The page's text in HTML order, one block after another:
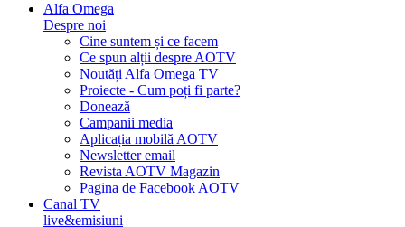
Alfa Omega
Despre noi
Cine suntem și ce facem
Ce spun alții despre AOTV
Noutăți Alfa Omega TV
Proiecte - Cum poți fi parte?
Donează
Campanii media
Aplicația mobilă AOTV
Newsletter email
Revista AOTV Magazin
Pagina de Facebook AOTV
Canal TV
live&emisiuni